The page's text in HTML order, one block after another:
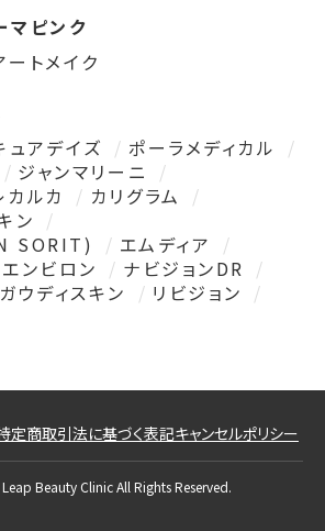
マピンク
ートメイク
ュアデイズ
ポーラメディカル
ジャンマリーニ
カルカ
カリグラム
ン
SORIT)
エムディア
エンビロン
ナビジョンDR
ガウディスキン
リビジョン
定商取引法に基づく表記キャンセルポリシー
Beauty Clinic All Rights Reserved.